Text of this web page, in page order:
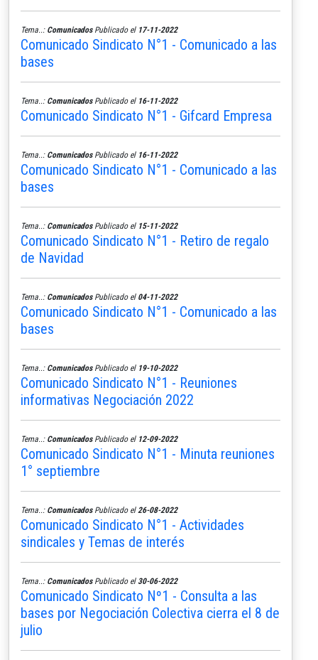
Tema..: ComunicadosPublicado el 17-11-2022
Comunicado Sindicato N°1 - Comunicado a las
bases
Tema..: ComunicadosPublicado el 16-11-2022
Comunicado Sindicato N°1 - Gifcard Empresa
Tema..: ComunicadosPublicado el 16-11-2022
Comunicado Sindicato N°1 - Comunicado a las
bases
Tema..: ComunicadosPublicado el 15-11-2022
Comunicado Sindicato N°1 - Retiro de regalo
de Navidad
Tema..: ComunicadosPublicado el 04-11-2022
Comunicado Sindicato N°1 - Comunicado a las
bases
Tema..: ComunicadosPublicado el 19-10-2022
Comunicado Sindicato N°1 - Reuniones
informativas Negociación 2022
Tema..: ComunicadosPublicado el 12-09-2022
Comunicado Sindicato N°1 - Minuta reuniones
1° septiembre
Tema..: ComunicadosPublicado el 26-08-2022
Comunicado Sindicato N°1 - Actividades
sindicales y Temas de interés
Tema..: ComunicadosPublicado el 30-06-2022
Comunicado Sindicato Nº1 - Consulta a las
bases por Negociación Colectiva cierra el 8 de
julio